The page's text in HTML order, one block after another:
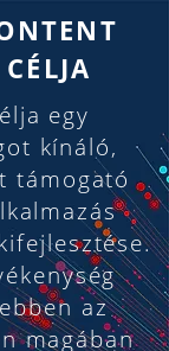
egy
kínáló,
támogató
az
magában